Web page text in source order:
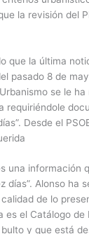
la revisión del
que la última
pasado 8 de
se le ha
requiriéndole
Desde el
una información
días”. Alonso ha
de lo
es el Catálogo de
y que está